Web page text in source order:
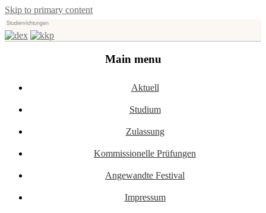
Skip to primary content
dex-kkp
Universität für angewandte Kunst Wien
Studienrichtungen
Main menu
Aktuell
Studium
Zulassung
Kommissionelle Prüfungen
Angewandte Festival
Impressum